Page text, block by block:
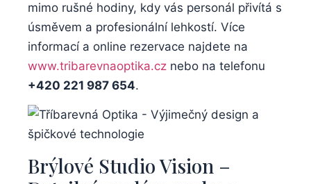
mimo rušné hodiny, kdy vás personál přivítá s
úsměvem a profesionální lehkostí. Více
informací a online rezervace najdete na
www.tribarevnaoptika.cz nebo na telefonu
+420 221 987 654.
Brýlové Studio Vision –